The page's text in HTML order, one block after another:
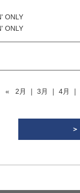
ONLY
ONLY
« 2月 ｜ 3月 ｜ 4月 ｜